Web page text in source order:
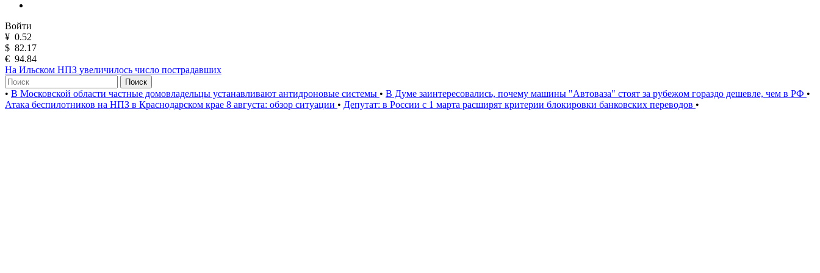
Войти
¥ 0.52
$ 82.17
€ 94.84
На Ильском НПЗ увеличилось число пострадавших
Поиск
• В Московской области частные домовладельцы устанавливают антидроновые системы • В Думе заинтересовались, почему машины "Автоваза" стоят за рубежом гораздо дешевле, чем в РФ •
Атака беспилотников на НПЗ в Краснодарском крае 8 августа: обзор ситуации • Депутат: в России с 1 марта расширят критерии блокировки банковских переводов •